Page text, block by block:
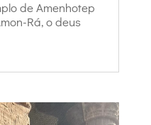
de Amenhotep
Rá, o deus